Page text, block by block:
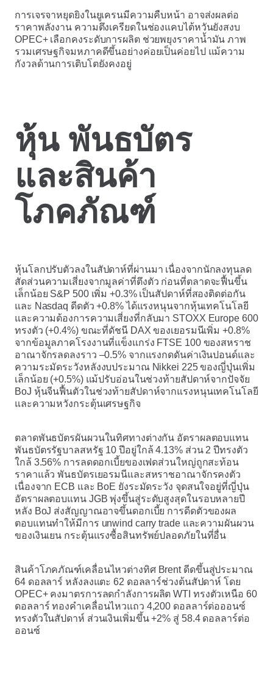
การเจรจาหยุดยิงในยูเครนมีความคืบหน้า อาจส่งผลต่อ
ราคาพลังงาน ความตึงเครียดในช่องแคบไต้หวันยังสงบ
OPEC+ เลือกคงระดับการผลิต ช่วยพยุงราคาน้ำมัน ภาพ
รวมเศรษฐกิจมหภาคดีขึ้นอย่างค่อยเป็นค่อยไป แม้ความ
กังวลด้านการเติบโตยังคงอยู่
หุ้น พันธบัตร
และสินค้า
โภคภัณฑ์
หุ้นโลกปรับตัวลงในสัปดาห์ที่ผ่านมา เนื่องจากนักลงทุนลด
สัดส่วนความเสี่ยงจากมูลค่าที่ตึงตัว ก่อนที่ตลาดจะฟื้นขึ้น
เล็กน้อย S&P 500 เพิ่ม +0.3% เป็นสัปดาห์ที่สองติดต่อกัน
และ Nasdaq ดีดตัว +0.8% ได้แรงหนุนจากหุ้นเทคโนโลยี
และความต้องการความเสี่ยงที่กลับมา STOXX Europe 600
ทรงตัว (+0.4%) ขณะที่ดัชนี DAX ของเยอรมนีเพิ่ม +0.8%
จากข้อมูลภาคโรงงานที่แข็งแกร่ง FTSE 100 ของสหราช
อาณาจักรลดลงราว –0.5% จากแรงกดดันค่าเงินปอนด์และ
ความระมัดระวังหลังงบประมาณ Nikkei 225 ของญี่ปุ่นเพิ่ม
เล็กน้อย (+0.5%) แม้ปรับอ่อนในช่วงท้ายสัปดาห์จากปัจจัย
BoJ หุ้นจีนฟื้นตัวในช่วงท้ายสัปดาห์จากแรงหนุนเทคโนโลยี
และความหวังกระตุ้นเศรษฐกิจ
ตลาดพันธบัตรผันผวนในทิศทางต่างกัน อัตราผลตอบแทน
พันธบัตรรัฐบาลสหรัฐ 10 ปีอยู่ใกล้ 4.13% ส่วน 2 ปีทรงตัว
ใกล้ 3.56% การลดดอกเบี้ยของเฟดส่วนใหญ่ถูกสะท้อน
ราคาแล้ว พันธบัตรเยอรมนีและสหราชอาณาจักรคงตัว
เนื่องจาก ECB และ BoE ยังระมัดระวัง จุดสนใจอยู่ที่ญี่ปุ่น
อัตราผลตอบแทน JGB พุ่งขึ้นสู่ระดับสูงสุดในรอบหลายปี
หลัง BoJ ส่งสัญญาณอาจขึ้นดอกเบี้ย การดีดตัวของผล
ตอบแทนทำให้มีการ unwind carry trade และความผันผวน
ของเงินเยน กระตุ้นแรงซื้อสินทรัพย์ปลอดภัยในที่อื่น
สินค้าโภคภัณฑ์เคลื่อนไหวต่างทิศ Brent ดีดขึ้นสู่ประมาณ
64 ดอลลาร์ หลังลงแตะ 62 ดอลลาร์ช่วงต้นสัปดาห์ โดย
OPEC+ คงมาตรการลดกำลังการผลิต WTI ทรงตัวเหนือ 60
ดอลลาร์ ทองคำเคลื่อนไหวแถว 4,200 ดอลลาร์ต่อออนซ์
ทรงตัวในสัปดาห์ ส่วนเงินเพิ่มขึ้น +2% สู่ 58.4 ดอลลาร์ต่อ
ออนซ์